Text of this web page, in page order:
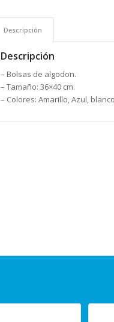
Descripción
Descripción
– Bolsas de algodon.
– Tamaño: 36×40 cm.
– Colores: Amarillo, Azul,